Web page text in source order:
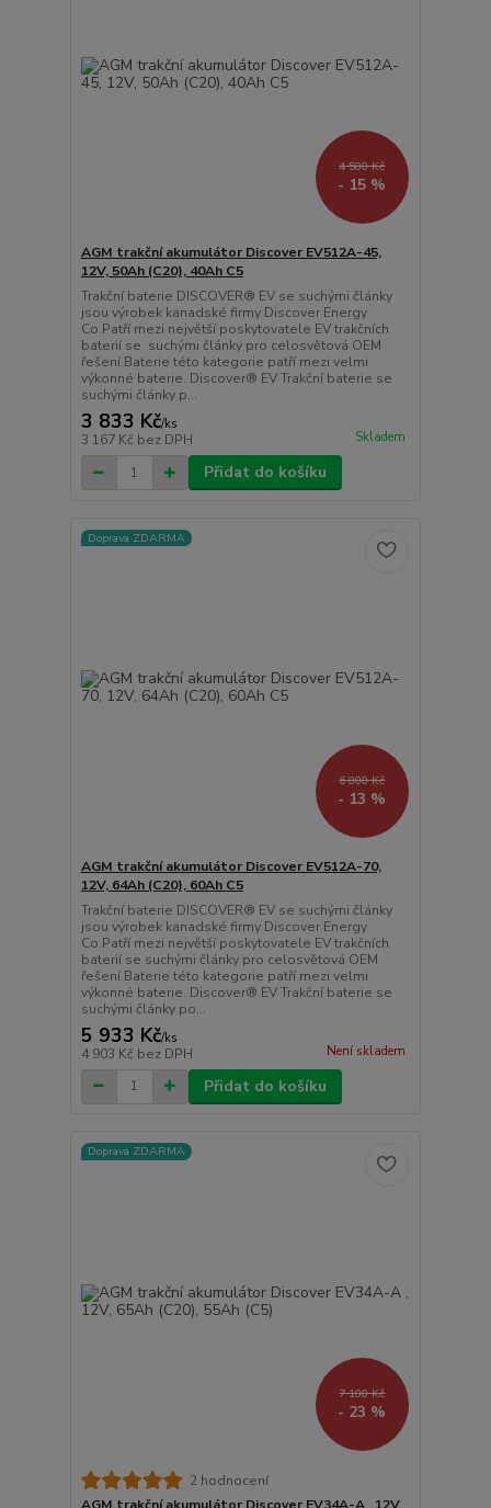
4 500 Kč
- 15 %
AGM trakční akumulátor Discover EV512A-45,
12V, 50Ah (C20), 40Ah C5
Trakční baterie DISCOVER® EV se suchými články
jsou výrobek kanadské firmy Discover Energy
Co.Patří mezi největší poskytovatele EV trakčních
baterií se suchými články pro celosvětová OEM
řešení.Baterie této kategorie patří mezi velmi
výkonné baterie. Discover® EV Trakční baterie se
suchými články p...
3 833 Kč/ks
3 167 Kč bez DPH Skladem
Přidat do košíku
Doprava ZDARMA
6 800 Kč
- 13 %
AGM trakční akumulátor Discover EV512A-70,
12V, 64Ah (C20), 60Ah C5
Trakční baterie DISCOVER® EV se suchými články
jsou výrobek kanadské firmy Discover Energy
Co.Patří mezi největší poskytovatele EV trakčních
baterií se suchými články pro celosvětová OEM
řešení.Baterie této kategorie patří mezi velmi
výkonné baterie. Discover® EV Trakční baterie se
suchými články po...
5 933 Kč/ks
4 903 Kč bez DPH Není skladem
Přidat do košíku
Doprava ZDARMA
7 100 Kč
- 23 %
2 hodnocení